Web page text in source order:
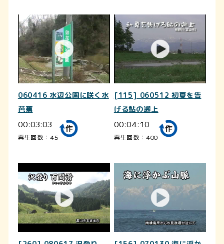
060416 水辺公園に咲く水
芭蕉
00:03:03
再生回数：45
[115] 060512 初夏を告
げる鮎の遡上
00:04:10
再生回数：400